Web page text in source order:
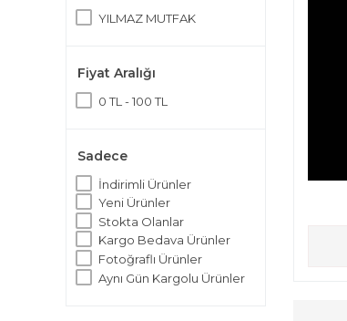
YILMAZ MUTFAK
Fiyat Aralığı
0 TL - 100 TL
Sadece
İndirimli Ürünler
Yeni Ürünler
Stokta Olanlar
Kargo Bedava Ürünler
Fotoğraflı Ürünler
Aynı Gün Kargolu Ürünler